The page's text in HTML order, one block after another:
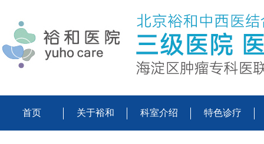
首页 关于裕和 科室介绍 特色诊疗